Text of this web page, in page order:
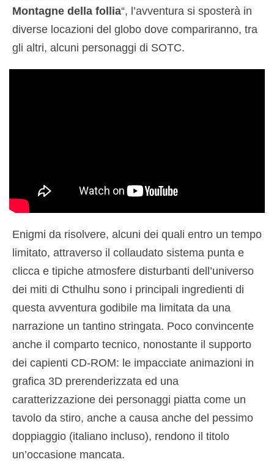
Montagne della follia“, l’avventura si sposterà in
diverse locazioni del globo dove compariranno, tra
gli altri, alcuni personaggi di SOTC.
Enigmi da risolvere, alcuni dei quali entro un tempo
limitato, attraverso il collaudato sistema punta e
clicca e tipiche atmosfere disturbanti dell’universo
dei miti di Cthulhu sono i principali ingredienti di
questa avventura godibile ma limitata da una
narrazione un tantino stringata. Poco convincente
anche il comparto tecnico, nonostante il supporto
dei capienti CD-ROM: le impacciate animazioni in
grafica 3D prerenderizzata ed una
caratterizzazione dei personaggi piatta come un
tavolo da stiro, anche a causa anche del pessimo
doppiaggio (italiano incluso), rendono il titolo
un’occasione mancata.